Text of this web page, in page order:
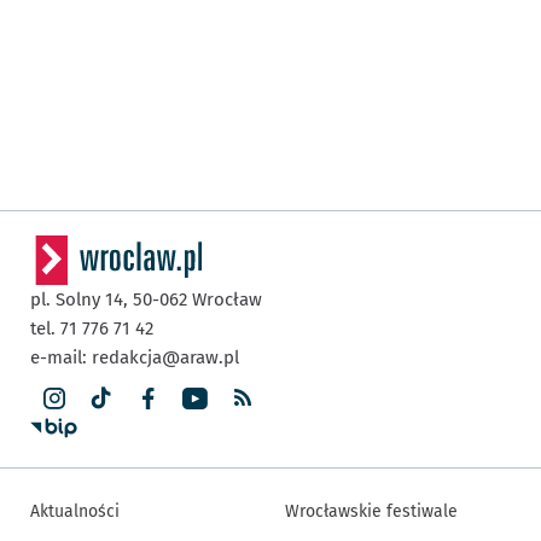
pl. Solny 14, 50-062 Wrocław
tel. 71 776 71 42
e-mail: redakcja@araw.pl
Aktualności Wrocławskie festiwale